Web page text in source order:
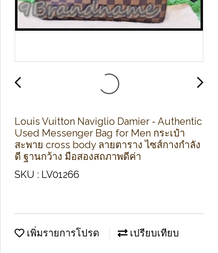
Louis Vuitton Naviglio Damier - Authentic
Used Messenger Bag for Men กระเป๋า
สะพาย cross body ลายตาราง ไซส์กางกำลัง
ดี ฐานกว้าง มือสองสถภาพดีค่า
SKU : LV01266
เพิ่มรายการโปรด เปรียบเทียบ